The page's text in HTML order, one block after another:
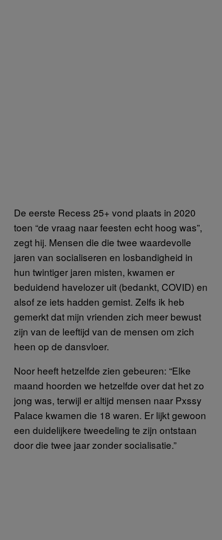
De eerste Recess 25+ vond plaats in 2020
toen “de vraag naar feesten echt hoog was”,
zegt hij. Mensen die die twee waardevolle
jaren van socialiseren en losbandigheid in
hun twintiger jaren misten, kwamen er
beduidend havelozer uit (bedankt, COVID) en
alsof ze iets hadden gemist. Zelfs ik heb
gemerkt dat mijn vrienden zich meer bewust
zijn van de leeftijd van de mensen om zich
heen op de dansvloer.
Noor heeft hetzelfde zien gebeuren: “Elke
maand hoorden we hetzelfde over dat het zo
jong was, terwijl er altijd mensen naar Pxssy
Palace kwamen die 18 waren. Er lijkt gewoon
een duidelijkere tweedeling te zijn ontstaan
door die twee jaar zonder socialisatie.”